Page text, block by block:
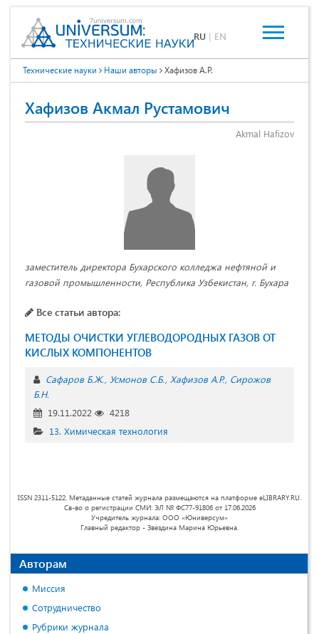
RU | EN
Технические науки Наши авторы Хафизов А.Р.
Хафизов Акмал Рустамович
Akmal Hafizov
заместитель директора Бухарского колледжа нефтяной и
газовой промышленности, Республика Узбекистан, г. Бухара
Все статьи автора:
МЕТОДЫ ОЧИСТКИ УГЛЕВОДОРОДНЫХ ГАЗОВ ОТ
КИСЛЫХ КОМПОНЕНТОВ
Сафаров Б.Ж. Усмонов С.Б. Хафизов А.Р. Сирожов
Б.Н.
19.11.2022
4218
13. Химическая технология
ISSN 2311-5122. Метаданные статей журнала размещаются на платформе eLIBRARY.RU.
Св-во о регистрации СМИ: ЭЛ № ФС77-91806 от 17.06.2026
Учредитель журнала: ООО «Юниверсум»
Главный редактор - Звездина Марина Юрьевна.
Авторам
Миссия
Сотрудничество
Рубрики журнала